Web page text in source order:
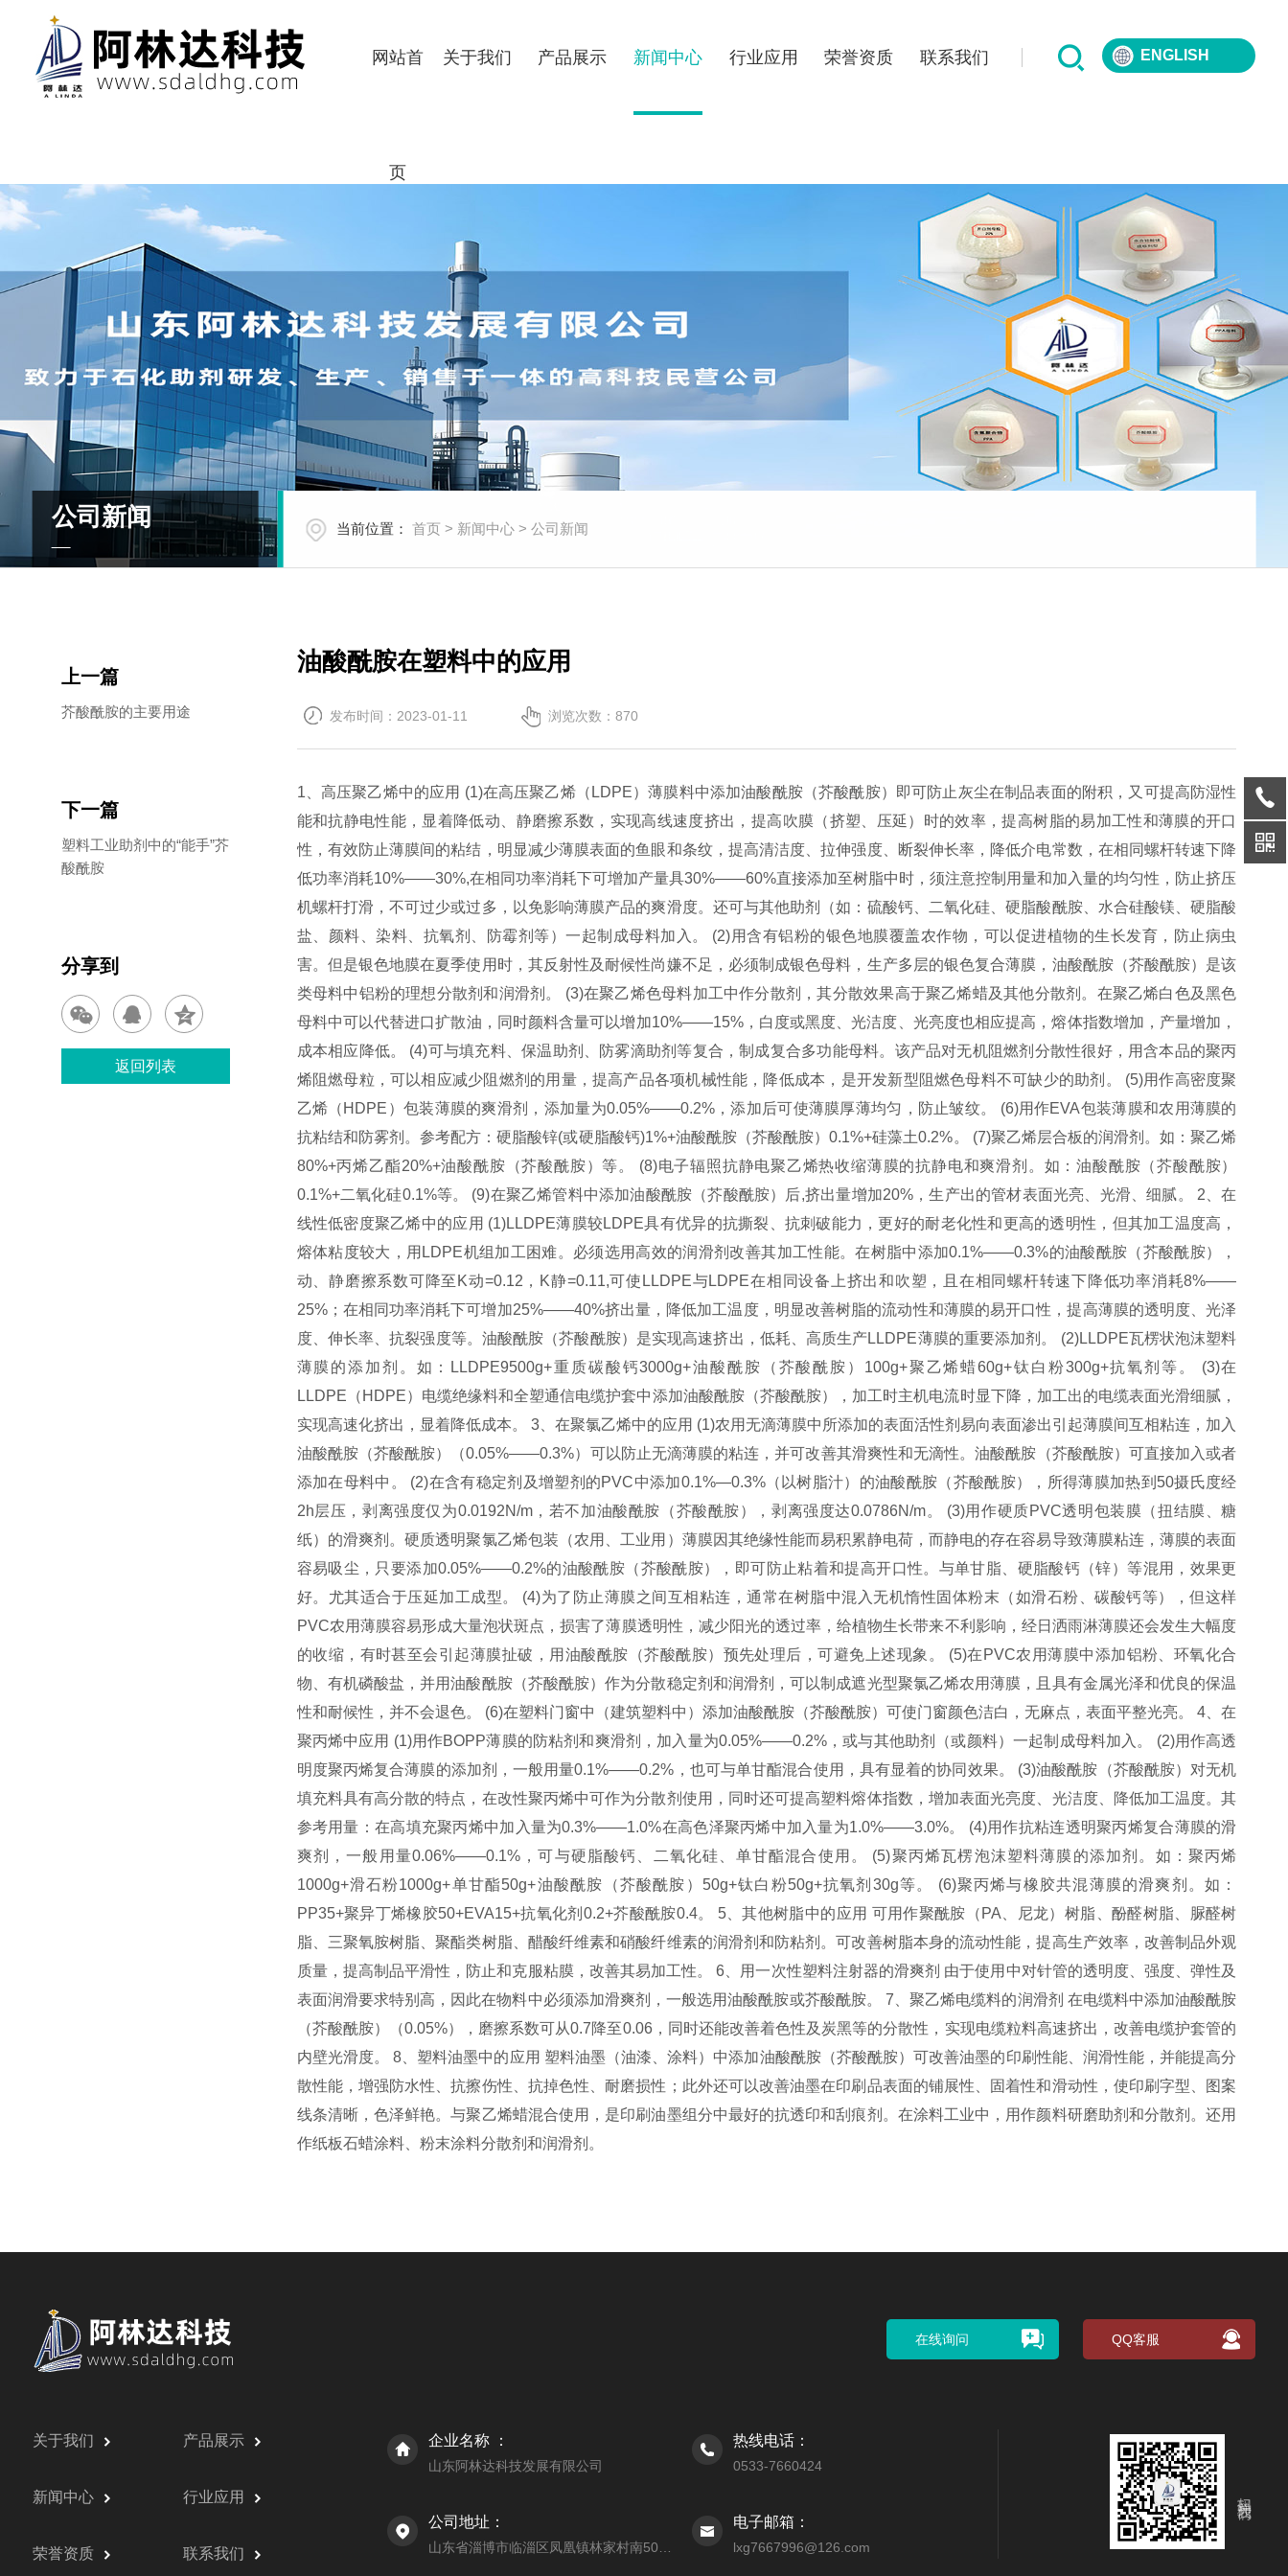
ENGLISH
网站首
页
关于我们 产品展示 新闻中心 行业应用 荣誉资质 联系我们
公司新闻 当前位置： 首页 > 新闻中心> 公司新闻
油酸酰胺在塑料中的应用
发布时间：2023-01-11 浏览次数： 870
1、高压聚乙烯中的应用 (1)在高压聚乙烯（LDPE）薄膜料中添加油酸酰胺（芥酸酰胺）即可防止灰尘在制品表面的附积，又可提高防湿性
能和抗静电性能，显着降低动、静磨擦系数，实现高线速度挤出，提高吹膜（挤塑、压延）时的效率，提高树脂的易加工性和薄膜的开口
性，有效防止薄膜间的粘结，明显减少薄膜表面的鱼眼和条纹，提高清洁度、拉伸强度、断裂伸长率，降低介电常数，在相同螺杆转速下降
低功率消耗10%——30%,在相同功率消耗下可增加产量具30%——60%直接添加至树脂中时，须注意控制用量和加入量的均匀性，防止挤压
机螺杆打滑，不可过少或过多，以免影响薄膜产品的爽滑度。还可与其他助剂（如：硫酸钙、二氧化硅、硬脂酸酰胺、水合硅酸镁、硬脂酸
盐、颜料、染料、抗氧剂、防霉剂等）一起制成母料加入。 (2)用含有铝粉的银色地膜覆盖农作物，可以促进植物的生长发育，防止病虫
害。但是银色地膜在夏季使用时，其反射性及耐候性尚嫌不足，必须制成银色母料，生产多层的银色复合薄膜，油酸酰胺（芥酸酰胺）是该
类母料中铝粉的理想分散剂和润滑剂。 (3)在聚乙烯色母料加工中作分散剂，其分散效果高于聚乙烯蜡及其他分散剂。在聚乙烯白色及黑色
母料中可以代替进口扩散油，同时颜料含量可以增加10%——15%，白度或黑度、光洁度、光亮度也相应提高，熔体指数增加，产量增加，
成本相应降低。 (4)可与填充料、保温助剂、防雾滴助剂等复合，制成复合多功能母料。该产品对无机阻燃剂分散性很好，用含本品的聚丙
烯阻燃母粒，可以相应减少阻燃剂的用量，提高产品各项机械性能，降低成本，是开发新型阻燃色母料不可缺少的助剂。 (5)用作高密度聚
乙烯（HDPE）包装薄膜的爽滑剂，添加量为0.05%——0.2%，添加后可使薄膜厚薄均匀，防止皱纹。 (6)用作EVA包装薄膜和农用薄膜的
抗粘结和防雾剂。参考配方：硬脂酸锌(或硬脂酸钙)1%+油酸酰胺（芥酸酰胺）0.1%+硅藻土0.2%。 (7)聚乙烯层合板的润滑剂。如：聚乙烯
80%+丙烯乙酯20%+油酸酰胺（芥酸酰胺）等。 (8)电子辐照抗静电聚乙烯热收缩薄膜的抗静电和爽滑剂。如：油酸酰胺（芥酸酰胺）
0.1%+二氧化硅0.1%等。 (9)在聚乙烯管料中添加油酸酰胺（芥酸酰胺）后,挤出量增加20%，生产出的管材表面光亮、光滑、细腻。 2、在
线性低密度聚乙烯中的应用 (1)LLDPE薄膜较LDPE具有优异的抗撕裂、抗刺破能力，更好的耐老化性和更高的透明性，但其加工温度高，
熔体粘度较大，用LDPE机组加工困难。必须选用高效的润滑剂改善其加工性能。在树脂中添加0.1%——0.3%的油酸酰胺（芥酸酰胺），
动、静磨擦系数可降至K动=0.12，K静=0.11,可使LLDPE与LDPE在相同设备上挤出和吹塑，且在相同螺杆转速下降低功率消耗8%——
25%；在相同功率消耗下可增加25%——40%挤出量，降低加工温度，明显改善树脂的流动性和薄膜的易开口性，提高薄膜的透明度、光泽
度、伸长率、抗裂强度等。油酸酰胺（芥酸酰胺）是实现高速挤出，低耗、高质生产LLDPE薄膜的重要添加剂。 (2)LLDPE瓦楞状泡沫塑料
薄膜的添加剂。如：LLDPE9500g+重质碳酸钙3000g+油酸酰胺（芥酸酰胺）100g+聚乙烯蜡60g+钛白粉300g+抗氧剂等。 (3)在
LLDPE（HDPE）电缆绝缘料和全塑通信电缆护套中添加油酸酰胺（芥酸酰胺），加工时主机电流时显下降，加工出的电缆表面光滑细腻，
实现高速化挤出，显着降低成本。 3、在聚氯乙烯中的应用 (1)农用无滴薄膜中所添加的表面活性剂易向表面渗出引起薄膜间互相粘连，加入
油酸酰胺（芥酸酰胺）（0.05%——0.3%）可以防止无滴薄膜的粘连，并可改善其滑爽性和无滴性。油酸酰胺（芥酸酰胺）可直接加入或者
添加在母料中。 (2)在含有稳定剂及增塑剂的PVC中添加0.1%—0.3%（以树脂汁）的油酸酰胺（芥酸酰胺），所得薄膜加热到50摄氏度经
2h层压，剥离强度仅为0.0192N/m，若不加油酸酰胺（芥酸酰胺），剥离强度达0.0786N/m。 (3)用作硬质PVC透明包装膜（扭结膜、糖
纸）的滑爽剂。硬质透明聚氯乙烯包装（农用、工业用）薄膜因其绝缘性能而易积累静电荷，而静电的存在容易导致薄膜粘连，薄膜的表面
容易吸尘，只要添加0.05%——0.2%的油酸酰胺（芥酸酰胺），即可防止粘着和提高开口性。与单甘脂、硬脂酸钙（锌）等混用，效果更
好。尤其适合于压延加工成型。 (4)为了防止薄膜之间互相粘连，通常在树脂中混入无机惰性固体粉末（如滑石粉、碳酸钙等），但这样
PVC农用薄膜容易形成大量泡状斑点，损害了薄膜透明性，减少阳光的透过率，给植物生长带来不利影响，经日洒雨淋薄膜还会发生大幅度
的收缩，有时甚至会引起薄膜扯破，用油酸酰胺（芥酸酰胺）预先处理后，可避免上述现象。 (5)在PVC农用薄膜中添加铝粉、环氧化合
物、有机磷酸盐，并用油酸酰胺（芥酸酰胺）作为分散稳定剂和润滑剂，可以制成遮光型聚氯乙烯农用薄膜，且具有金属光泽和优良的保温
性和耐候性，并不会退色。 (6)在塑料门窗中（建筑塑料中）添加油酸酰胺（芥酸酰胺）可使门窗颜色洁白，无麻点，表面平整光亮。 4、在
聚丙烯中应用 (1)用作BOPP薄膜的防粘剂和爽滑剂，加入量为0.05%——0.2%，或与其他助剂（或颜料）一起制成母料加入。 (2)用作高透
明度聚丙烯复合薄膜的添加剂，一般用量0.1%——0.2%，也可与单甘酯混合使用，具有显着的协同效果。 (3)油酸酰胺（芥酸酰胺）对无机
填充料具有高分散的特点，在改性聚丙烯中可作为分散剂使用，同时还可提高塑料熔体指数，增加表面光亮度、光洁度、降低加工温度。其
参考用量：在高填充聚丙烯中加入量为0.3%——1.0%在高色泽聚丙烯中加入量为1.0%——3.0%。 (4)用作抗粘连透明聚丙烯复合薄膜的滑
爽剂，一般用量0.06%——0.1%，可与硬脂酸钙、二氧化硅、单甘酯混合使用。 (5)聚丙烯瓦楞泡沫塑料薄膜的添加剂。如：聚丙烯
1000g+滑石粉1000g+单甘酯50g+油酸酰胺（芥酸酰胺）50g+钛白粉50g+抗氧剂30g等。 (6)聚丙烯与橡胶共混薄膜的滑爽剂。如：
PP35+聚异丁烯橡胶50+EVA15+抗氧化剂0.2+芥酸酰胺0.4。 5、其他树脂中的应用 可用作聚酰胺（PA、尼龙）树脂、酚醛树脂、脲醛树
脂、三聚氧胺树脂、聚酯类树脂、醋酸纤维素和硝酸纤维素的润滑剂和防粘剂。可改善树脂本身的流动性能，提高生产效率，改善制品外观
质量，提高制品平滑性，防止和克服粘膜，改善其易加工性。 6、用一次性塑料注射器的滑爽剂 由于使用中对针管的透明度、强度、弹性及
表面润滑要求特别高，因此在物料中必须添加滑爽剂，一般选用油酸酰胺或芥酸酰胺。 7、聚乙烯电缆料的润滑剂 在电缆料中添加油酸酰胺
（芥酸酰胺）（0.05%），磨擦系数可从0.7降至0.06，同时还能改善着色性及炭黑等的分散性，实现电缆粒料高速挤出，改善电缆护套管的
内壁光滑度。 8、塑料油墨中的应用 塑料油墨（油漆、涂料）中添加油酸酰胺（芥酸酰胺）可改善油墨的印刷性能、润滑性能，并能提高分
散性能，增强防水性、抗擦伤性、抗掉色性、耐磨损性；此外还可以改善油墨在印刷品表面的铺展性、固着性和滑动性，使印刷字型、图案
线条清晰，色泽鲜艳。与聚乙烯蜡混合使用，是印刷油墨组分中最好的抗透印和刮痕剂。在涂料工业中，用作颜料研磨助剂和分散剂。还用
作纸板石蜡涂料、粉末涂料分散剂和润滑剂。
上一篇
芥酸酰胺的主要用途
下一篇
塑料工业助剂中的“能手”芥
酸酰胺
分享到
返回列表
在线询问 QQ客服
关于我们 产品展示
新闻中心 行业应用
荣誉资质 联系我们
企业名称 ：
山东阿林达科技发展有限公司
热线电话：
0533-7660424
公司地址： 电子邮箱：
lxg7667996@126.com